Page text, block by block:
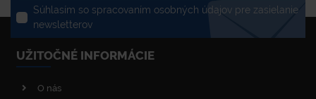
Súhlasím so spracovaním osobných údajov pre zasielanie
newsletterov
UŽITOČNÉ INFORMÁCIE
O nás